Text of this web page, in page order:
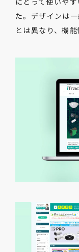
た。デザインは
とは異なり、機